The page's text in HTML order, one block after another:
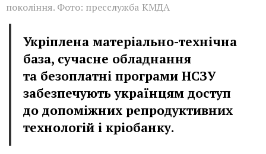
покоління. Фото: пресслужба КМДА
Укріплена матеріально-технічна
база, сучасне обладнання
та безоплатні програми НСЗУ
забезпечують українцям доступ
до допоміжних репродуктивних
технологій і кріобанку.